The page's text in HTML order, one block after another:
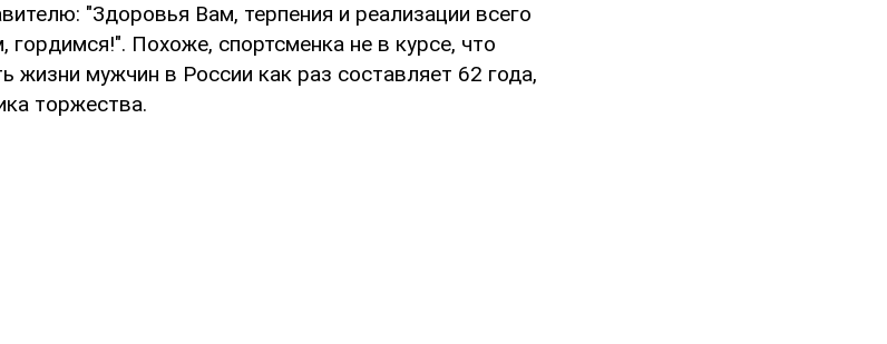
"Здоровья Вам, терпения и реализации всего
Похоже, спортсменка не в курсе, что
жизни мужчин в России как раз составляет 62 года,
торжества.